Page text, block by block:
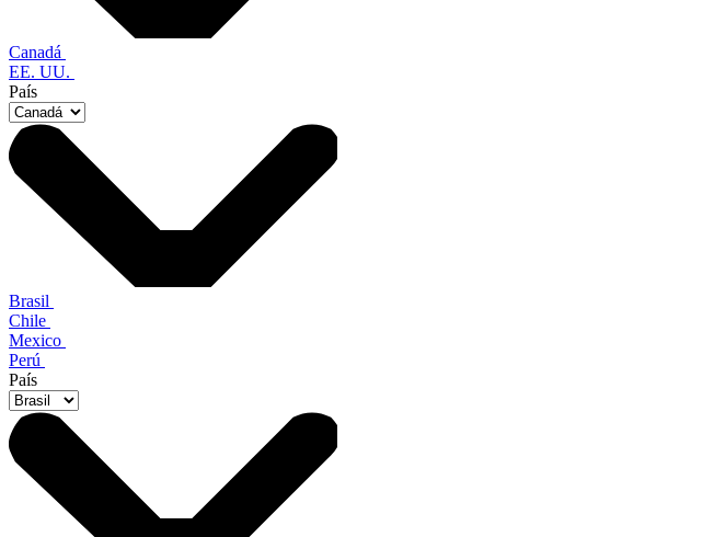
Canadá
EE. UU.
País
Brasil
Chile
Mexico
Perú
País